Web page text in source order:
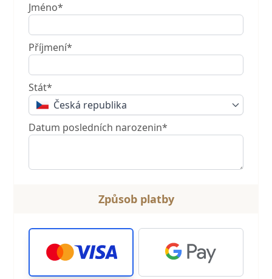
Jméno*
Příjmení*
Stát*
Česká republika
Datum posledních narozenin*
Způsob platby